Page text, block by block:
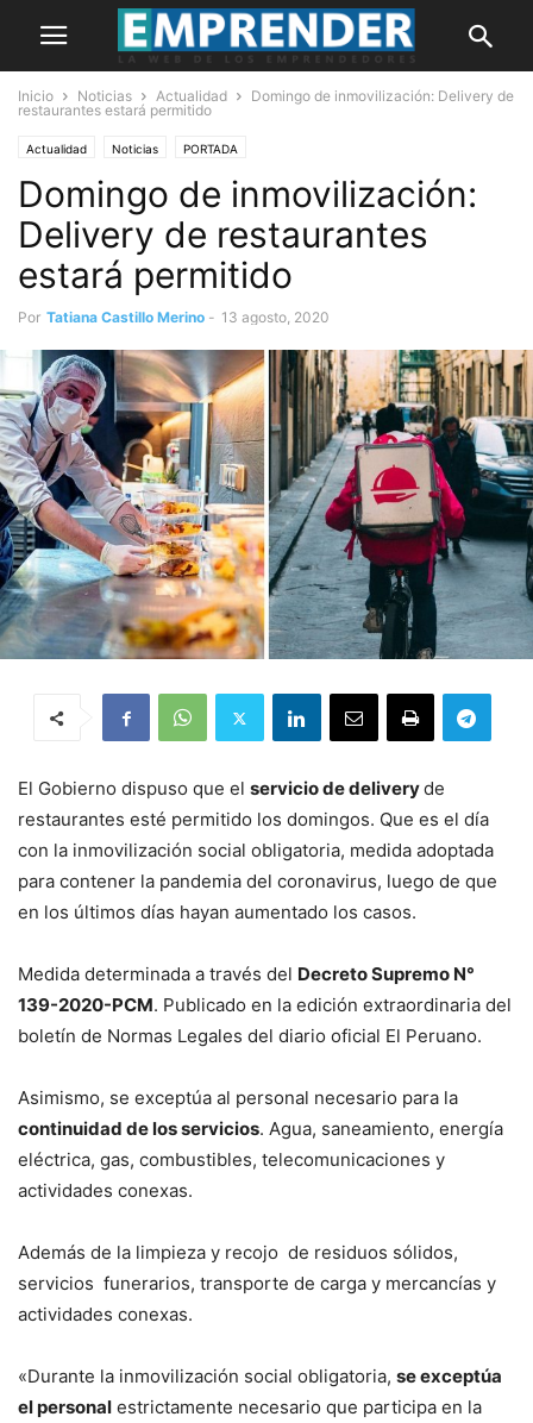
Inicio Noticias Actualidad
Domingo de inmovilización: Delivery de
restaurantes estará permitido
Actualidad Noticias PORTADA
Domingo de inmovilización:
Delivery de restaurantes
estará permitido
Por Tatiana Castillo Merino - 13 agosto, 2020
El Gobierno dispuso que el servicio de deliveryde
restaurantes esté permitido los domingos. Que es el día
con la inmovilización social obligatoria, medida adoptada
para contener la pandemia del coronavirus, luego de que
en los últimos días hayan aumentado los casos.
Medida determinada a través del Decreto Supremo N°
139-2020-PCM. Publicado en la edición extraordinaria del
boletín de Normas Legales del diario oficial El Peruano.
Asimismo, se exceptúa al personal necesario para la
continuidad de los servicios. Agua, saneamiento, energía
eléctrica, gas, combustibles, telecomunicaciones y
actividades conexas.
Además de la limpieza y recojo de residuos sólidos,
servicios funerarios, transporte de carga y mercancías y
actividades conexas.
«Durante la inmovilización social obligatoria, se exceptúa
el personal estrictamente necesario que participa en la